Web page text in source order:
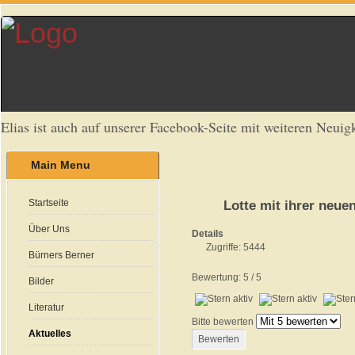
Elias ist auch auf unserer Facebook-Seite mit weiteren
Main Menu
Startseite
Über Uns
Bürners Berner
Bilder
Literatur
Aktuelles
Lotte mit ihrer
Details
Zugriffe: 5444
Bewertung: 5 /5
Bitte bewerten